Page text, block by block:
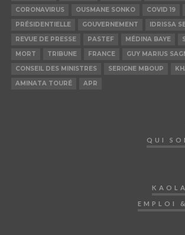
CORONAVIRUS
OUSMANE SONKO COVID 19
PRÉSIDENTIELLE
GOUVERNEMENT IDRISSA
REVUE DE PRESSE
PASTEF MÉDINA BAYE
MORT
TRIBUNE FRANCE
GUY MARIUS
CONSEIL DES MINISTRES
SERIGNE MBOUP
AMINATA TOURÉ
APR
QUI
EMPLOI